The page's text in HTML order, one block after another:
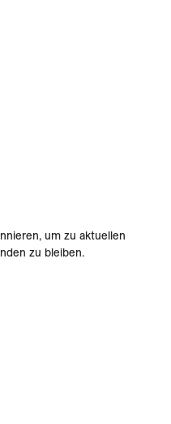
um zu aktuellen
zu bleiben.